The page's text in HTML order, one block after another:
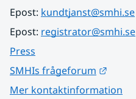
Epost: kundtjanst@smhi.se
Epost: registrator@smhi.se
Press
SMHIs frågeforum
Mer kontaktinformation